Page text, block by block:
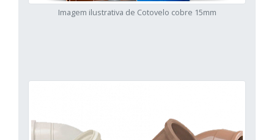
Imagem ilustrativa de Cotovelo cobre 15mm